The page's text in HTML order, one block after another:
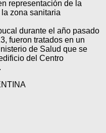
representación de la
zona sanitaria
durante el año pasado
fueron tratados en un
de Salud que se
del Centro